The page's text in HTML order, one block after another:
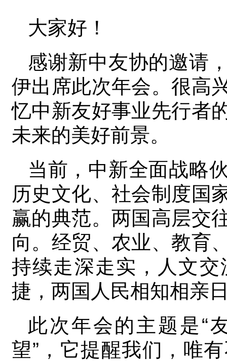
大家好！
感谢新中友协的邀请
伊出席此次年会。很高
忆中新友好事业先行者
未来的美好前景。
当前，中新全面战略
历史文化、社会制度国
赢的典范。两国高层交
向。经贸、农业、教育
持续走深走实，人文
捷，两国人民相知相亲
此次年会的主题是“
望”，它提醒我们，唯